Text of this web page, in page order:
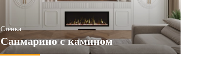
Стенка
Санмарино с камином